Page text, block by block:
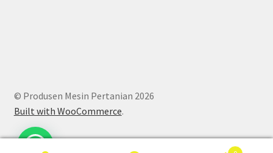
© Produsen Mesin Pertanian 2026
Built with WooCommerce.